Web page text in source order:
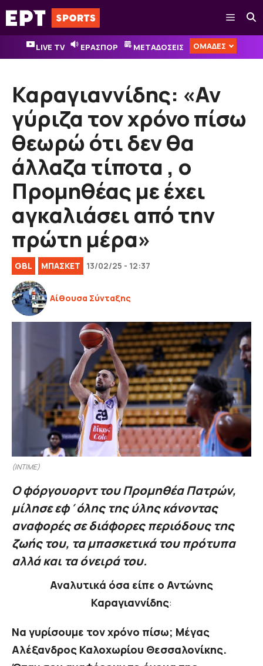
Μετάβαση
σε
περιεχόμενο
Μενού
LIVE TV ΕΡΑΣΠΟΡ ΜΕΤΑΔΟΣΕΙΣ ΟΜΑΔΕΣ
Καραγιαννίδης: «Αν
γύριζα τον χρόνο πίσω
θεωρώ ότι δεν θα
άλλαζα τίποτα , ο
Προμηθέας με έχει
αγκαλιάσει από την
πρώτη μέρα»
GBL ΜΠΑΣΚΕΤ 13/02/25 - 12:37
Αίθουσα Σύνταξης
(INTIME)
Ο φόργουορντ του Προμηθέα Πατρών,
μίλησε εφ΄όλης της ύλης κάνοντας
αναφορές σε διάφορες περιόδους της
ζωής του, τα μπασκετικά του πρότυπα
αλλά και τα όνειρά του.
Αναλυτικά όσα είπε ο Αντώνης
Καραγιαννίδης:
Να γυρίσουμε τον χρόνο πίσω; Μέγας
Αλέξανδρος Καλοχωρίου Θεσσαλονίκης.